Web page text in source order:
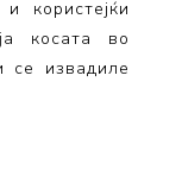
користејќи
косата во
се извадиле